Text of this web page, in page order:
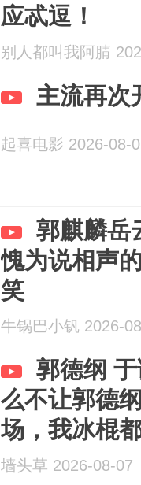
应忒逗！
别人都叫我阿腈
主流再次
起喜电影 2026-08-
郭麒麟岳
愧为说相声
笑
牛锅巴小钒 2026-
郭德纲
么不让郭德
场，我冰棍
墙头草 2026-08-07